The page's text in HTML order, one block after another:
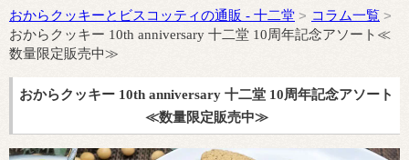
よくあるご質問
10年目のリニューアル
詐欺サイトにご注意ください
フリマサイトでの無断転売について
LINE公式に関して
おからクッキーでふるさと納税できます！
おからクッキー一覧
おからビスコッティ一覧
おからケーキ一覧
製菓材料一覧
SDGsフードレスキュー
おからクッキーとビスコッティの通販 - 十二堂
コラム一覧
おからクッキー 10th anniversary 十二堂 10周年記念アソート≪
数量限定販売中≫
おからクッキー 10th anniversary 十二堂 10周年記念アソート
≪数量限定販売中≫